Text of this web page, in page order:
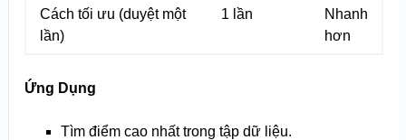
Cách tối ưu (duyệt một
lần)
1 lần
Nhanh
hơn
Ứng Dụng
Tìm điểm cao nhất trong tập dữ liệu.